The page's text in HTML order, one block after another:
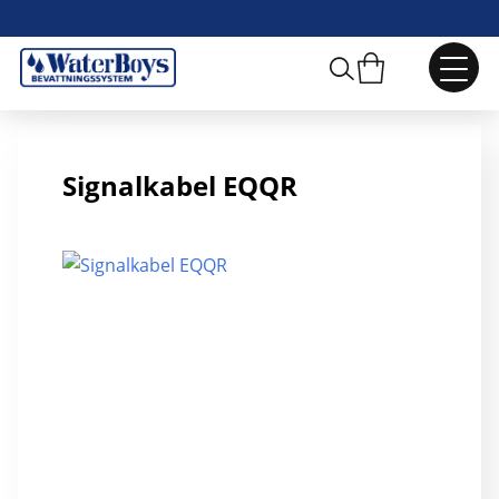
EQQR 4x1 Signalkabel
Signalkabel EQQR